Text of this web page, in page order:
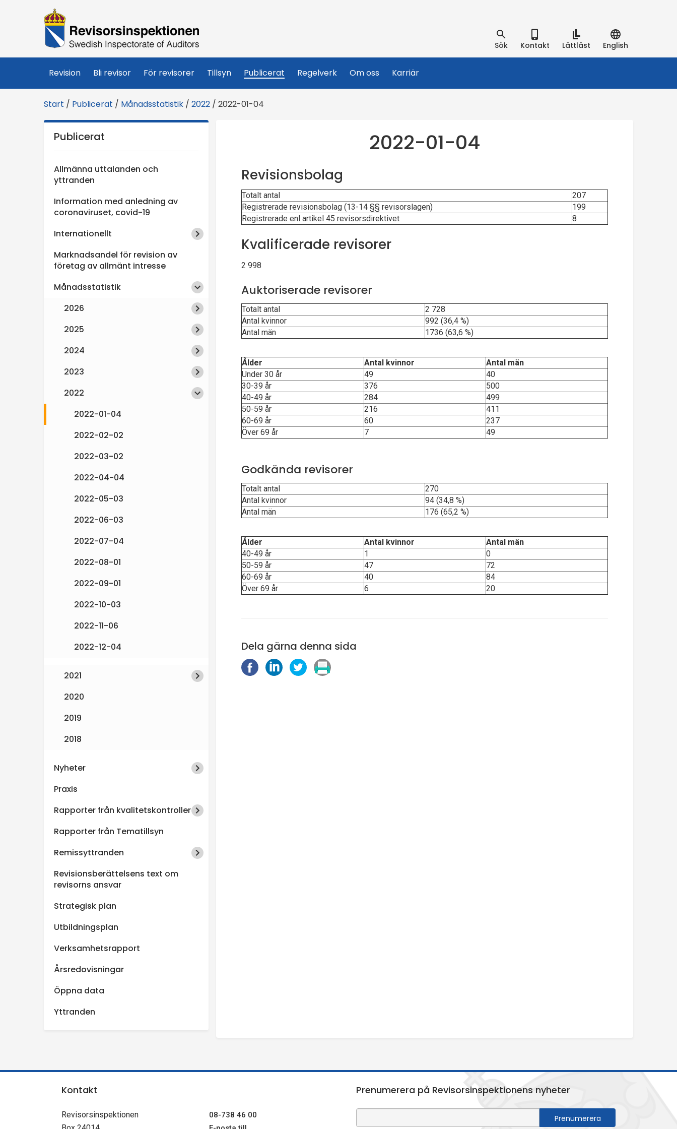
R
e
v
i
s
o
n
p
i
o
Sök Kontakt Lättläst English
Revision Bli revisor För revisorer Tillsyn Publicerat Regelverk Om oss Karriär
Start / Publicerat / Månadsstatistik / 2022 / 2022-01-04
2022-01-04
Revisionsbolag
Totalt antal
207
Registrerade revisionsbolag (13-14 §§ revisorslagen)
199
Registrerade enl artikel 45 revisorsdirektivet
8
Kvalificerade revisorer
2 998
Auktoriserade revisorer
Totalt antal
2 728
Antal kvinnor
992 (36,4 %)
Antal män
1736 (63,6 %)
Ålder Antal kvinnor
Antal män
Under 30 år
49
40
30-39 år
376
500
40-49 år
284
499
50-59 år
216
411
60-69 år
60
237
Över 69 år
7 49
Godkända revisorer
Totalt antal
270
Antal kvinnor
94 (34,8 %)
Antal män
176 (65,2 %)
Ålder Antal kvinnor
Antal män
40-49 år
1
0
50-59 år
47
72
60-69 år
40
84
Över 69 år
6 20
Dela gärna denna sida
D
D
D
S
Publicerat
Allmänna uttalanden och
yttranden
Information med anledning av
coronaviruset, covid-19
Internationellt
Marknadsandel för revision av
företag av allmänt intresse
Månadsstatistik
2026
2025
2024
2023
2022
2022-01-04
2022-02-02
2022-03-02
2022-04-04
2022-05-03
2022-06-03
2022-07-04
2022-08-01
2022-09-01
2022-10-03
2022-11-06
2022-12-04
2021
2020
2019
2018
Nyheter
Praxis
Rapporter från kvalitetskontroller
Rapporter från Tematillsyn
Remissyttranden
Revisionsberättelsens text om
revisorns ansvar
Strategisk plan
Utbildningsplan
Verksamhetsrapport
Årsredovisningar
Öppna data
Yttranden
Kontakt
Revisorsinspektionen
08-738 46 00
Prenumerera på Revisorsinspektionens nyheter